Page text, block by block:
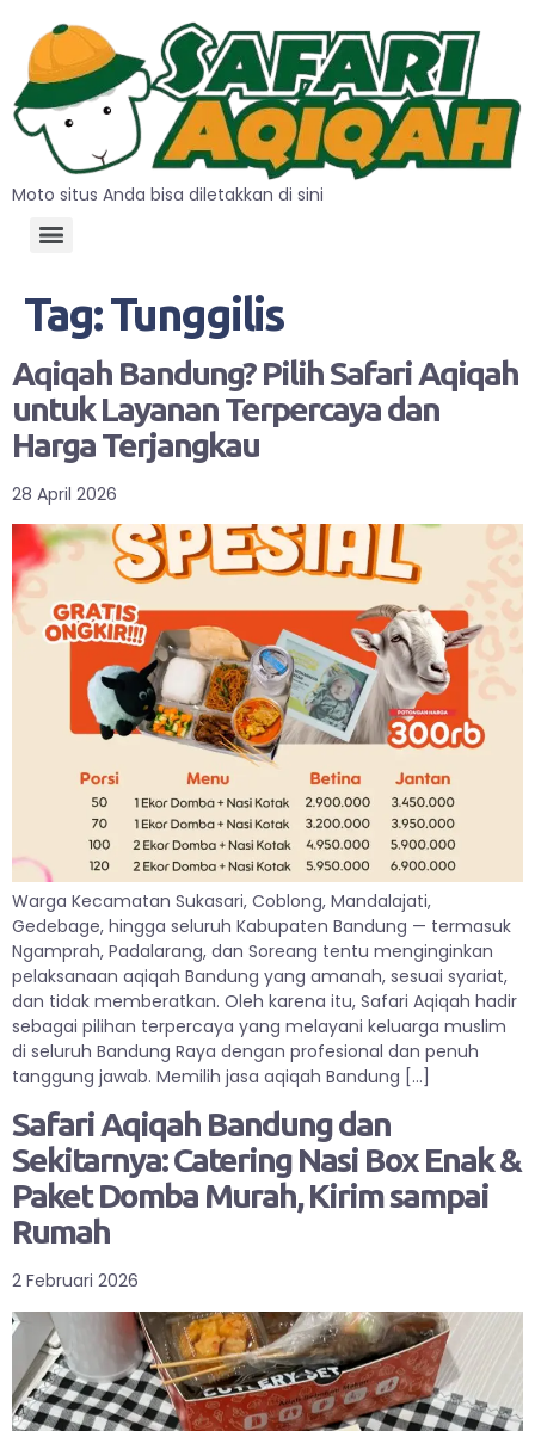
Moto situs Anda bisa diletakkan di sini
Tag:Tunggilis
Aqiqah Bandung? Pilih Safari Aqiqah
untuk Layanan Terpercaya dan
Harga Terjangkau
28 April 2026
Warga Kecamatan Sukasari, Coblong, Mandalajati,
Gedebage, hingga seluruh Kabupaten Bandung — termasuk
Ngamprah, Padalarang, dan Soreang tentu menginginkan
pelaksanaan aqiqah Bandung yang amanah, sesuai syariat,
dan tidak memberatkan. Oleh karena itu, Safari Aqiqah hadir
sebagai pilihan terpercaya yang melayani keluarga muslim
di seluruh Bandung Raya dengan profesional dan penuh
tanggung jawab. Memilih jasa aqiqah Bandung […]
Safari Aqiqah Bandung dan
Sekitarnya: Catering Nasi Box Enak &
Paket Domba Murah, Kirim sampai
Rumah
2 Februari 2026